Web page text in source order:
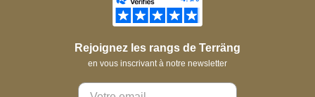
Rejoignez les rangs de Terräng
en vous inscrivant à notre newsletter